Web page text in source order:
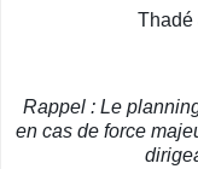
Thadé
Rappel : Le
en cas de force